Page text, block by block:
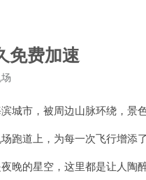
免费加速
市，被周边山脉环绕，景色
道上，为每一次飞行增添了
的星空，这里都是让人陶醉